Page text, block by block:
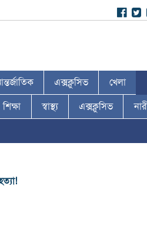
এক্সক্লুসিভ খেলা
শিক্ষা স্বাস্থ্য এক্সক্লুসিভ